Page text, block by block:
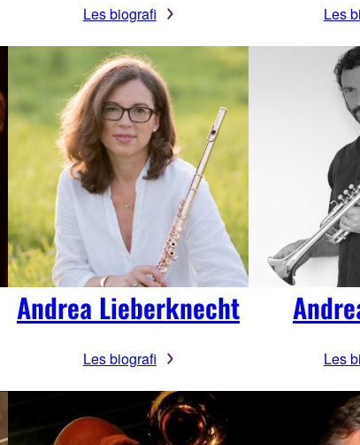
Les biografi Les
Andrea Lieberknecht
Les biografi Les